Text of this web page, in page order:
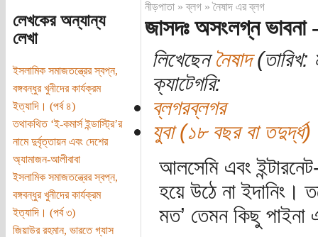
লেখকের অন্যান্য
লেখা
ইসলামিক সমাজতন্ত্রের স্বপ্ন,
বঙ্গবন্ধুর খুনীদের কার্যক্রম
ইত্যাদি। (পর্ব ৪)
তথাকথিত ‘ই-কমার্স ইন্ডাস্ট্রি’র
নামে দুর্বৃত্তায়ন এবং দেশের
অ্যামাজন-আলীবাবা
ইসলামিক সমাজতন্ত্রের স্বপ্ন,
বঙ্গবন্ধুর খুনীদের কার্যক্রম
ইত্যাদি। (পর্ব ৩)
জিয়াউর রহমান, ভারতে গ্যাস
নীড়পাতা»ব্লগ»নৈষাদ এর ব্লগ
জাসদঃ অসংলগ্ন ভাবনা
লিখেছেননৈষাদ(তারিখ:
ক্যাটেগরি:
ব্লগরব্লগর
যুবা (১৮ বছর বা তদুর্দ্ধ)
আলসেমি এবং
হয়ে উঠে না ইদানিং।
মত’ তেমন কিছু